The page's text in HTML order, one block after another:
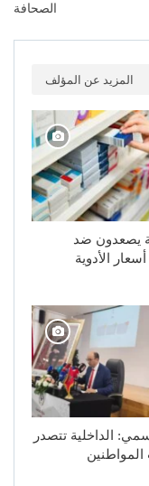
الصحافة
المزيد عن المؤلف
يصعدون ضد
الأدوية
الداخلية تتصدر